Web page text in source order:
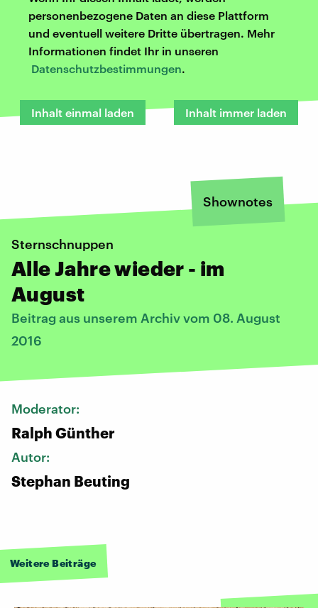
personenbezogene Daten an diese Plattform
und eventuell weitere Dritte übertragen. Mehr
Informationen findet Ihr in unseren
Datenschutzbestimmungen.
Inhalt einmal laden Inhalt immer laden
Shownotes
Sternschnuppen
Alle Jahre wieder - im
August
Beitrag aus unserem Archiv vom 08. August
2016
Moderator:
Ralph Günther
Autor:
Stephan Beuting
Weitere Beiträge